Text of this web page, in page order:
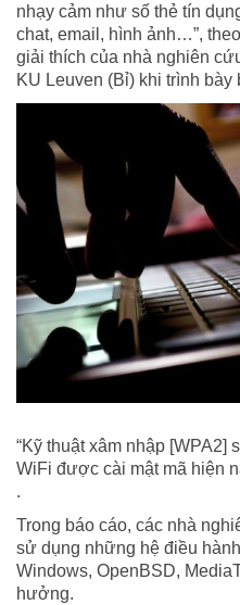
nhạy cảm như số thẻ tín
chat, email, hình ảnh…”,
giải thích của nhà nghiên
KU Leuven (Bỉ) khi trình bày
“Kỹ thuật xâm nhập
WiFi được cài mật mã hiện
.
Trong báo cáo, các nhà
sử dụng những hệ điều
Windows, OpenBSD,
hưởng.